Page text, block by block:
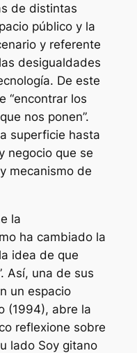
de distintas
público y la
y referente
desigualdades
De este
“encontrar los
nos ponen”.
superficie hasta
negocio que se
mecanismo de
la
ha cambiado la
idea de que
Así, una de sus
un espacio
(1994), abre la
reflexione sobre
lado Soy gitano